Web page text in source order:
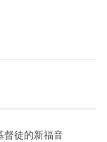
督徒的新福音